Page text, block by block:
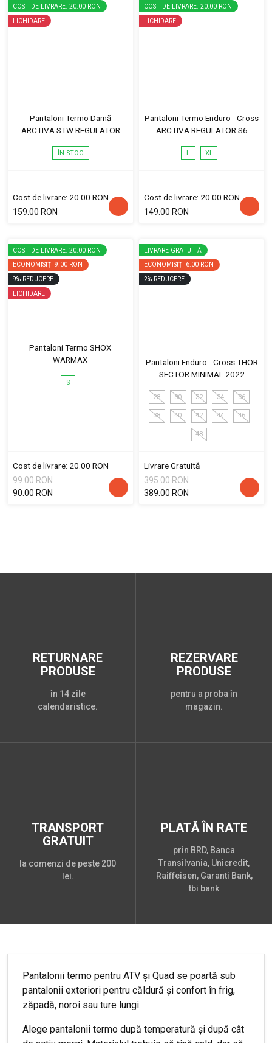
COST DE LIVRARE: 20.00 RON
LICHIDARE
Pantaloni Termo Damă
ARCTIVA STW REGULATOR
ÎN STOC
Cost de livrare: 20.00 RON
159.00 RON
COST DE LIVRARE: 20.00 RON
LICHIDARE
Pantaloni Termo Enduro - Cross
ARCTIVA REGULATOR S6
L XL
Cost de livrare: 20.00 RON
149.00 RON
COST DE LIVRARE: 20.00 RON
ECONOMISIȚI 9.00 RON
9% REDUCERE
LICHIDARE
Pantaloni Termo SHOX
WARMAX
S
Cost de livrare: 20.00 RON
99.00 RON
90.00 RON
LIVRARE GRATUITĂ
ECONOMISIȚI 6.00 RON
2% REDUCERE
Pantaloni Enduro - Cross THOR
SECTOR MINIMAL 2022
28 30 32 34 36
38 40 42 44 46
48
Livrare Gratuită
395.00 RON
389.00 RON
RETURNARE
PRODUSE
în 14 zile
calendaristice.
REZERVARE
PRODUSE
pentru a proba în
magazin.
TRANSPORT
GRATUIT
la comenzi de peste 200
lei.
PLATĂ ÎN RATE
prin BRD, Banca
Transilvania, Unicredit,
Raiffeisen, Garanti Bank,
tbi bank
Pantalonii termo pentru ATV și Quad se poartă sub
pantalonii exteriori pentru căldură și confort în frig,
zăpadă, noroi sau ture lungi.
Alege pantalonii termo după temperatură și după cât